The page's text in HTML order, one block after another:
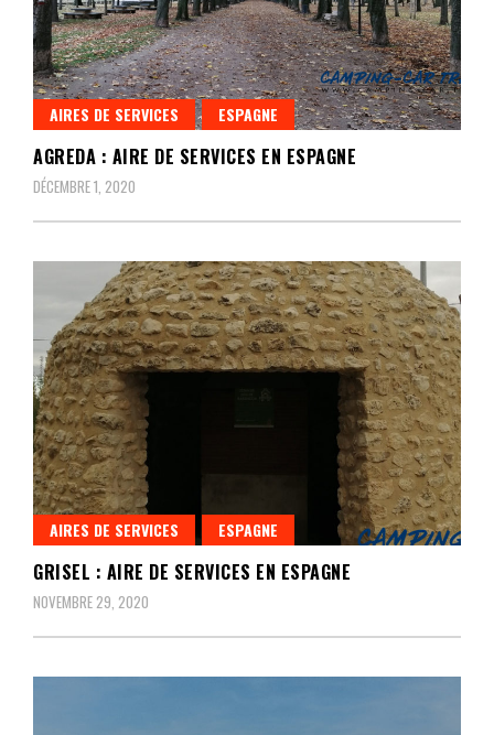
AIRES DE SERVICES ESPAGNE
AGREDA : AIRE DE SERVICES EN ESPAGNE
DÉCEMBRE 1, 2020
AIRES DE SERVICES ESPAGNE
GRISEL : AIRE DE SERVICES EN ESPAGNE
NOVEMBRE 29, 2020